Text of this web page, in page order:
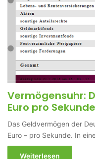
Vermögensuhr:
Euro pro
Das Geldvermögen der
Euro – pro Sekunde. In
Weiterlesen